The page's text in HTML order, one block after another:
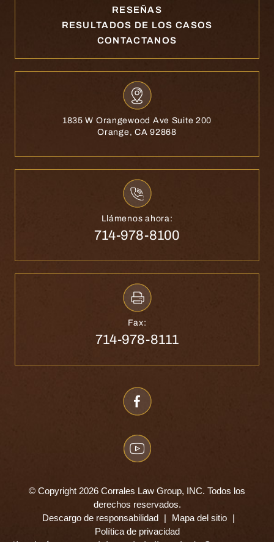
RESEÑAS
RESULTADOS DE LOS CASOS
CONTACTANOS
1835 W Orangewood Ave Suite 200
Orange, CA 92868
Llámenos ahora:
714-978-8100
Fax:
714-978-8111
© Copyright 2026 Corrales Law Group, INC. Todos los
derechos reservados.
Descargo de responsabilidad | Mapa del sitio |
Política de privacidad